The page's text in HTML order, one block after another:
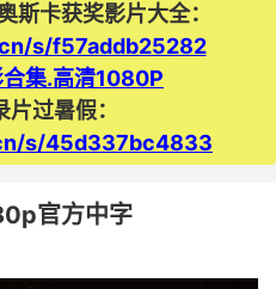
卡获奖影片大全：
s/f57addb25282
集.高清1080P
过暑假：
s/45d337bc4833
官方中字